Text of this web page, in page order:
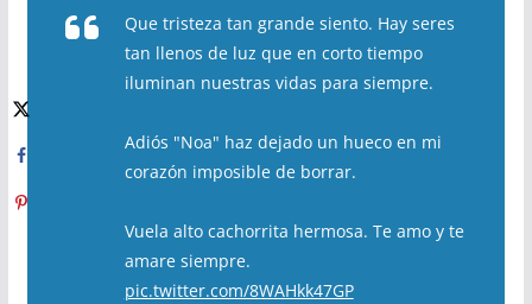
Que tristeza tan grande siento. Hay seres
tan llenos de luz que en corto tiempo
iluminan nuestras vidas para siempre.
Adiós "Noa" haz dejado un hueco en mi
corazón imposible de borrar.
Vuela alto cachorrita hermosa. Te amo y te
amare siempre.
pic.twitter.com/8WAHkk47GP